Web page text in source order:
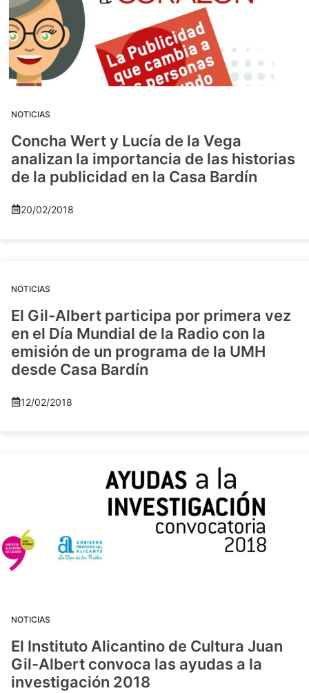
NOTICIAS
Concha Wert y Lucía de la Vega
analizan la importancia de las historias
de la publicidad en la Casa Bardín
20/02/2018
NOTICIAS
El Gil-Albert participa por primera vez
en el Día Mundial de la Radio con la
emisión de un programa de la UMH
desde Casa Bardín
12/02/2018
NOTICIAS
El Instituto Alicantino de Cultura Juan
Gil-Albert convoca las ayudas a la
investigación 2018